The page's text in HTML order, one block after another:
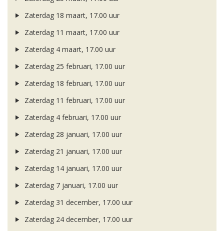
Zaterdag 18 maart, 17.00 uur
Zaterdag 11 maart, 17.00 uur
Zaterdag 4 maart, 17.00 uur
Zaterdag 25 februari, 17.00 uur
Zaterdag 18 februari, 17.00 uur
Zaterdag 11 februari, 17.00 uur
Zaterdag 4 februari, 17.00 uur
Zaterdag 28 januari, 17.00 uur
Zaterdag 21 januari, 17.00 uur
Zaterdag 14 januari, 17.00 uur
Zaterdag 7 januari, 17.00 uur
Zaterdag 31 december, 17.00 uur
Zaterdag 24 december, 17.00 uur